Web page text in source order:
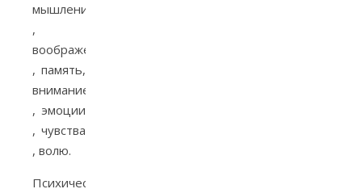
мышление​
,
воображение​
, память​,
внимание​
, эмоции​
, чувства​
, волю.
Психические